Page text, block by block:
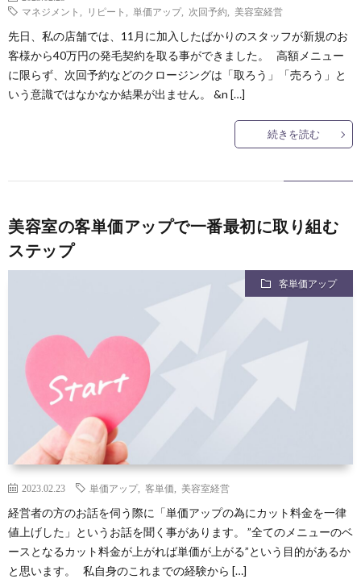
マネジメント
リピート 単価アップ, 次回予約 美容室経営
先日、私の店舗では、11月に加入したばかりのスタッフが新規のお
客様から40万円の発毛契約を取る事ができました。 高額メニュー
に限らず、次回予約などのクロージングは「取ろう」「売ろう」と
いう意識ではなかなか結果が出ません。 &n […]
続きを読む
美容室の客単価アップで一番最初に取り組む
ステップ
客単価アップ
2023.02.23 単価アップ, 客単価 美容室経営
経営者の方のお話を伺う際に「単価アップの為にカット料金を一律
値上げした」というお話を聞く事があります。 ”全てのメニューのベ
ースとなるカット料金が上がれば単価が上がる”という目的があるか
と思います。 私自身のこれまでの経験から […]